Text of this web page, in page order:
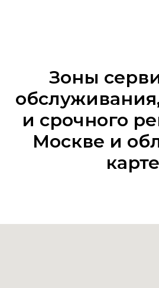
Зоны
и срочного
Москве и
карте